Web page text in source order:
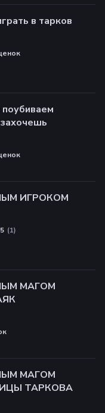
в тарков
ИГРОКОМ
(1)
5
МАГОМ
МАГОМ
ТАРКОВА